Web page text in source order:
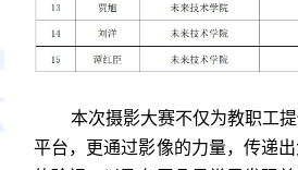
本次摄影大赛不仅为教职工
平台，更通过影像的力量，传递